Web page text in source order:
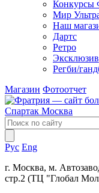
Конкурсы
Мир
Наш
Дартс
Ретро
Эксклюзив
Регби/
Магазин Фотоотчет
Рус Eng
г. Москва, м.
стр.2 (ТЦ "Глобал